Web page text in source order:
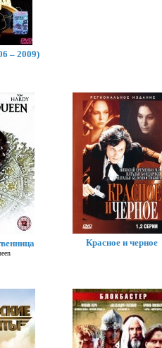
– 2009)
Красное и черное